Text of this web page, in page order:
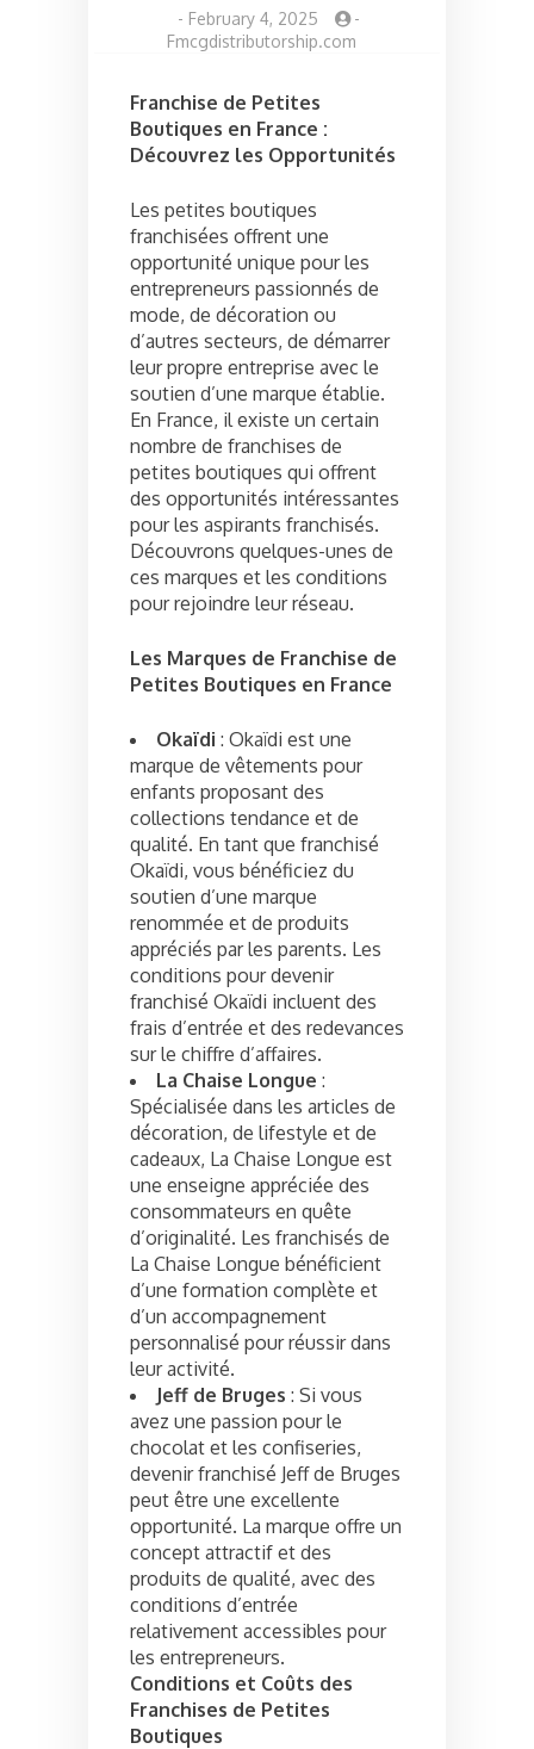
- February 4, 2025
-
Fmcgdistributorship.com
Franchise de Petites
Boutiques en France :
Découvrez les Opportunités
Les petites boutiques
franchisées offrent une
opportunité unique pour les
entrepreneurs passionnés de
mode, de décoration ou
d’autres secteurs, de démarrer
leur propre entreprise avec le
soutien d’une marque établie.
En France, il existe un certain
nombre de franchises de
petites boutiques qui offrent
des opportunités intéressantes
pour les aspirants franchisés.
Découvrons quelques-unes de
ces marques et les conditions
pour rejoindre leur réseau.
Les Marques de Franchise de
Petites Boutiques en France
Okaïdi : Okaïdi est une
marque de vêtements pour
enfants proposant des
collections tendance et de
qualité. En tant que franchisé
Okaïdi, vous bénéficiez du
soutien d’une marque
renommée et de produits
appréciés par les parents. Les
conditions pour devenir
franchisé Okaïdi incluent des
frais d’entrée et des redevances
sur le chiffre d’affaires.
La Chaise Longue :
Spécialisée dans les articles de
décoration, de lifestyle et de
cadeaux, La Chaise Longue est
une enseigne appréciée des
consommateurs en quête
d’originalité. Les franchisés de
La Chaise Longue bénéficient
d’une formation complète et
d’un accompagnement
personnalisé pour réussir dans
leur activité.
Jeff de Bruges : Si vous
avez une passion pour le
chocolat et les confiseries,
devenir franchisé Jeff de Bruges
peut être une excellente
opportunité. La marque offre un
concept attractif et des
produits de qualité, avec des
conditions d’entrée
relativement accessibles pour
les entrepreneurs.
Conditions et Coûts des
Franchises de Petites
Boutiques